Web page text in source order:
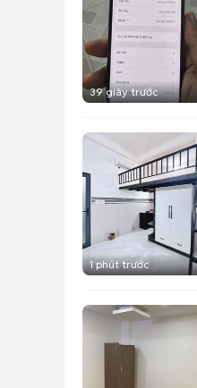
39 giây trước
1 phút trước